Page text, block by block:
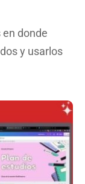
donde
y usarlos